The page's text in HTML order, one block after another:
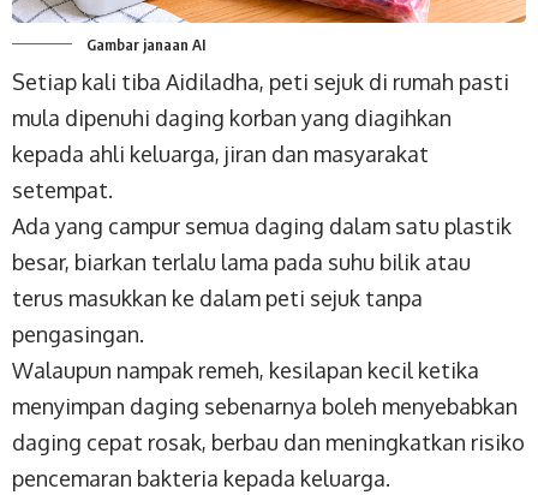
Gambar janaan AI
Setiap kali tiba Aidiladha, peti sejuk di rumah pasti
mula dipenuhi daging korban yang diagihkan
kepada ahli keluarga, jiran dan masyarakat
setempat.
Ada yang campur semua daging dalam satu plastik
besar, biarkan terlalu lama pada suhu bilik atau
terus masukkan ke dalam peti sejuk tanpa
pengasingan.
Walaupun nampak remeh, kesilapan kecil ketika
menyimpan daging sebenarnya boleh menyebabkan
daging cepat rosak, berbau dan meningkatkan risiko
pencemaran bakteria kepada keluarga.